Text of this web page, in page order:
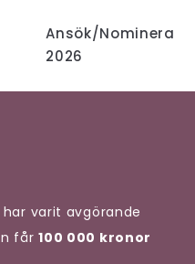
Ansök/Nominera
2026
varit avgörande
får100 000 kronor